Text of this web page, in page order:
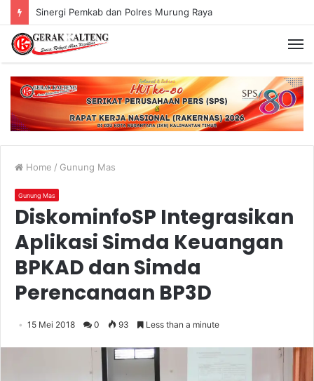
Sinergi Pemkab dan Polres Murung Raya
Home / Gunung Mas
Gunung Mas
DiskominfoSP Integrasikan
Aplikasi Simda Keuangan
BPKAD dan Simda
Perencanaan BP3D
15 Mei 2018 0 93 Less than a minute